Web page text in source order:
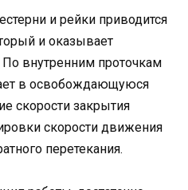
и рейки приводится
и оказывает
внутренним проточкам
в освобождающуюся
скорости закрытия
скорости движения
перетекания.